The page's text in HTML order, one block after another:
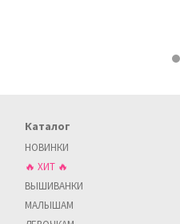
Каталог
НОВИНКИ
🔥 ХИТ 🔥
ВЫШИВАНКИ
МАЛЫШАМ